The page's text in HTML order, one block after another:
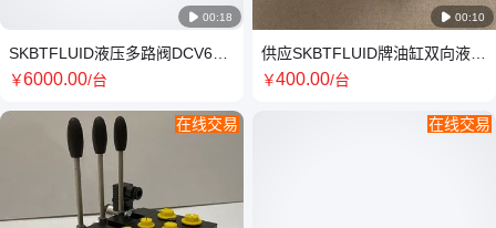
 00:18
SKBTFLUID液压多路阀DCV60-
3YT-DC24V-带无线电遥控器
￥6000.00/台
在线交易
 00:10
供应SKBTFLUID牌油缸双向液压
锁VRDE-G3/8油口
￥400.00/台
在线交易